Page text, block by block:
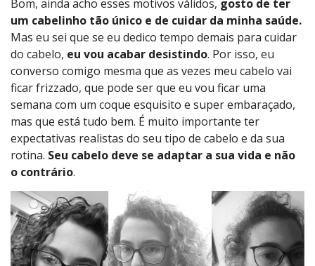
Bom, ainda acho esses motivos válidos, gosto de ter
um cabelinho tão único e de cuidar da minha saúde.
Mas eu sei que se eu dedico tempo demais para cuidar
do cabelo, eu vou acabar desistindo. Por isso, eu
converso comigo mesma que as vezes meu cabelo vai
ficar frizzado, que pode ser que eu vou ficar uma
semana com um coque esquisito e super embaraçado,
mas que está tudo bem. É muito importante ter
expectativas realistas do seu tipo de cabelo e da sua
rotina. Seu cabelo deve se adaptar a sua vida e não
o contrário.